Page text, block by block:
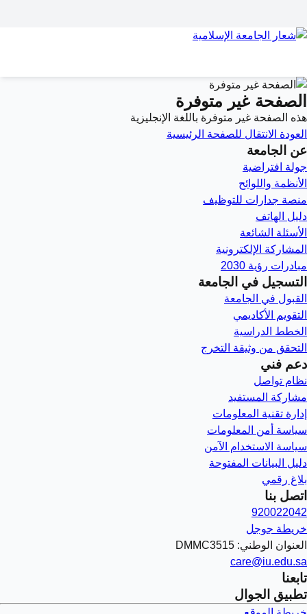
الصفحة غير متوفرة
هذه الصفحة غير متوفرة باللغة الإنجليزية
العودة الانتقال للصفحة الرئيسية
عن الجامعة
جولة افتراضية
الأنظمة واللوائح
منصة جدارات للتوظيف
دليل الهاتف
الأسئلة الشائعة
المشاركة الإلكترونية
مبادرات رؤية 2030
التسجيل في الجامعة
القبول في الجامعة
التقويم الأكاديمي
الخطط الدراسية
التحقق من وثيقة التخرج
دعم فني
نظام تواصل
مشاركة المستفيد
إدارة تقنية المعلومات
سياسة أمن المعلومات
سياسة الاستخدام الآمن
دليل البيانات المفتوحة
بلاغ رقمي
اتصل بنا
920022042
خريطة جوجل
العنوان الوطني: DMMC3515
care@iu.edu.sa
تابعنا
تطبيق الجوال